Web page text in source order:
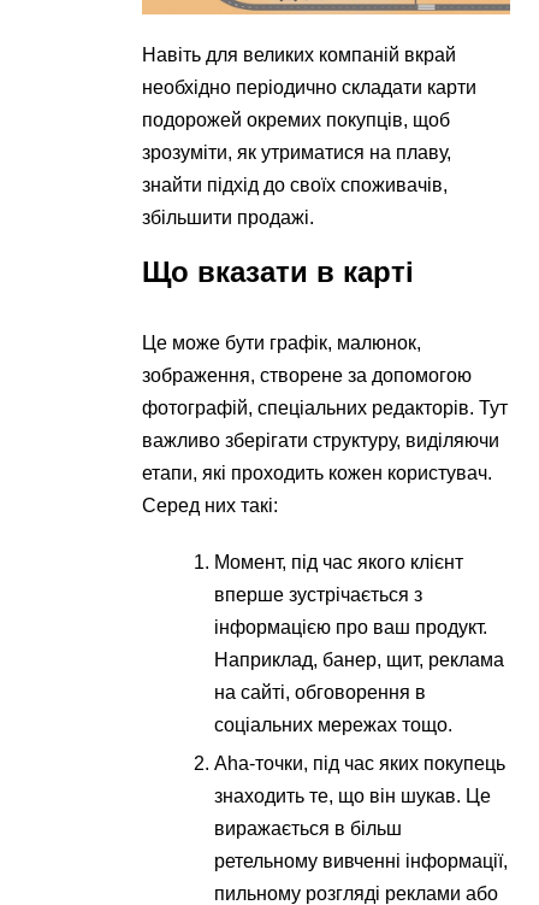
Навіть для великих компаній вкрай
необхідно періодично складати карти
подорожей окремих покупців, щоб
зрозуміти, як утриматися на плаву,
знайти підхід до своїх споживачів,
збільшити продажі.
Що вказати в карті
Це може бути графік, малюнок,
зображення, створене за допомогою
фотографій, спеціальних редакторів. Тут
важливо зберігати структуру, виділяючи
етапи, які проходить кожен користувач.
Серед них такі:
Момент, під час якого клієнт
вперше зустрічається з
інформацією про ваш продукт.
Наприклад, банер, щит, реклама
на сайті, обговорення в
соціальних мережах тощо.
Aha-точки, під час яких покупець
знаходить те, що він шукав. Це
виражається в більш
ретельному вивченні інформації,
пильному розгляді реклами або